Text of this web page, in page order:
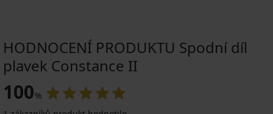
Výprodej -50%
Výprodej -50%
HODNOCENÍ PRODUKTU Spodní díl
plavek Constance II
100%